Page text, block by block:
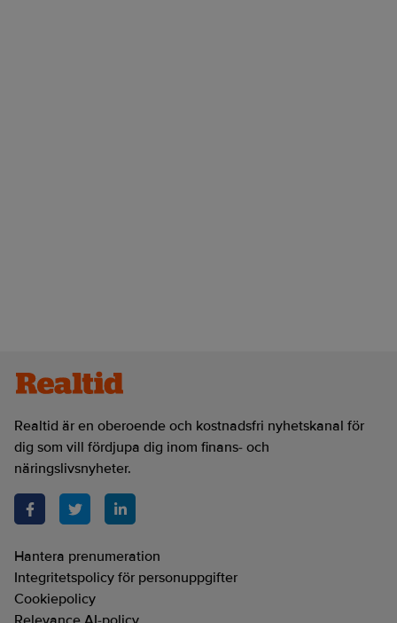
Realtid är en oberoende och kostnadsfri nyhetskanal för
dig som vill fördjupa dig inom finans- och
näringslivsnyheter.
Hantera prenumeration
Integritetspolicy för personuppgifter
Cookiepolicy